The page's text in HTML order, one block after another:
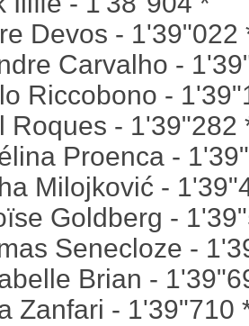
Devos - 1'39"022
Carvalho -
Riccobono -
Roques - 1'39"282
Proenca -
Milojković -
Goldberg -
Senecloze -
Brian -
Zanfari - 1'39"710